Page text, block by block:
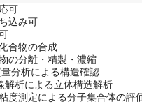
オ実験設備がなく、細胞培養
せたい研究開発部門が、外部
開発・評価フェーズにあり、
ートアップ・ベンチャー企業
。
や専用解析装置を保有してい
胞観察・画像取得のために活
可
込み可
合物の合成
の分離・精製・濃縮
量分析による構造確認
解析による立体構造解析
度測定による分子集合体の評